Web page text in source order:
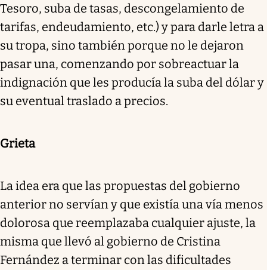
Tesoro, suba de tasas, descongelamiento de
tarifas, endeudamiento, etc.) y para darle letra a
su tropa, sino también porque no le dejaron
pasar una, comenzando por sobreactuar la
indignación que les producía la suba del dólar y
su eventual traslado a precios.
Grieta
La idea era que las propuestas del gobierno
anterior no servían y que existía una vía menos
dolorosa que reemplazaba cualquier ajuste, la
misma que llevó al gobierno de Cristina
Fernández a terminar con las dificultades